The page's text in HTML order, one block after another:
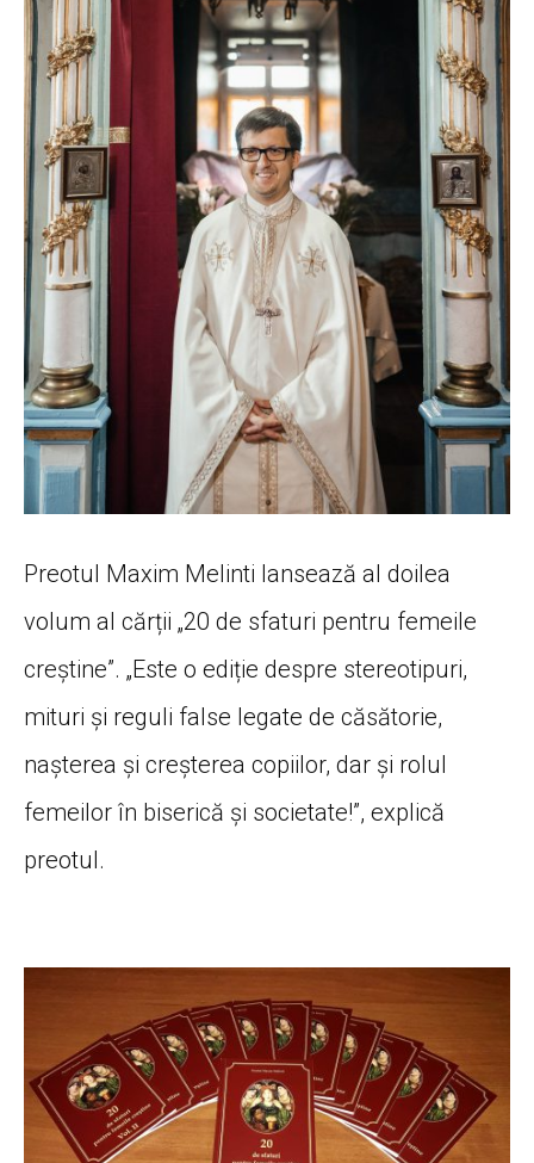
Preotul Maxim Melinti lansează al doilea
volum al cărții „20 de sfaturi pentru femeile
creștine”. „Este o ediție despre stereotipuri,
mituri și reguli false legate de căsătorie,
nașterea și creșterea copiilor, dar și rolul
femeilor în biserică și societate!”, explică
preotul.